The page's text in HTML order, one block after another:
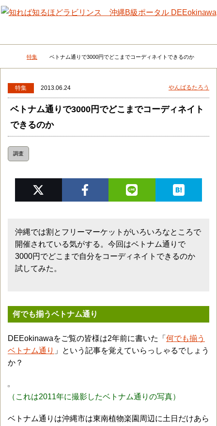
メニュー 検
DEEokinawaトップ
特集 ベトナム通りで3000円でどこまでコーディネイトできるのか
特集 2013.06.24 やんばるたろう
ベトナム通りで3000円でどこまでコーディネイト
できるのか
調査
沖縄では割とフリーマーケットがいろいろなところで
開催されている気がする。今回はベトナム通りで
3000円でどこまで自分をコーディネイトできるのか
試してみた。
何でも揃うベトナム通り
DEEokinawaをご覧の皆様は2年前に書いた「 何でも揃う
ベトナム通り 」という記事を覚えていらっしゃるでしょう
か？
（これは2011年に撮影したベトナム通りの写真）
ベトナム通りは沖縄市は東南植物楽園周辺に土日だけあら